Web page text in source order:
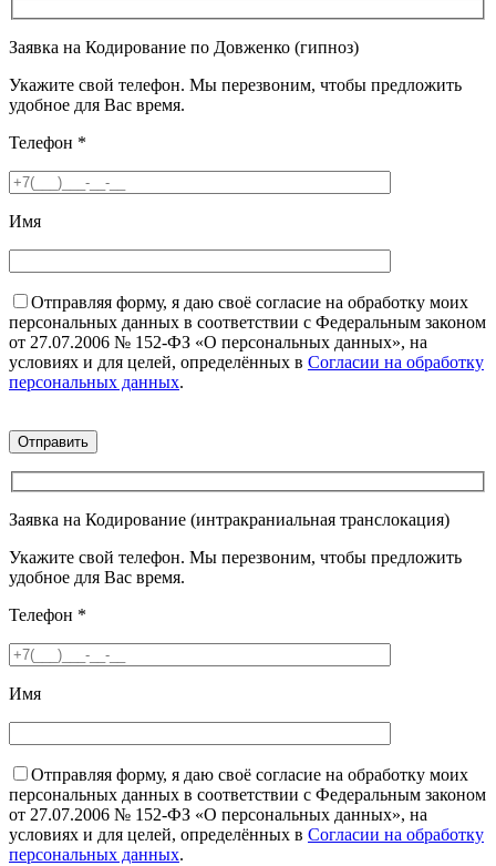
Заявка на Кодирование по Довженко (гипноз)
Укажите свой телефон. Мы перезвоним, чтобы предложить
удобное для Вас время.
Телефон *
Имя
Отправляя форму, я даю своё согласие на обработку моих
персональных данных в соответствии с Федеральным законом
от 27.07.2006 № 152-ФЗ «О персональных данных», на
условиях и для целей, определённых в Согласии на обработку
персональных данных.
Заявка на Кодирование (интракраниальная транслокация)
Укажите свой телефон. Мы перезвоним, чтобы предложить
удобное для Вас время.
Телефон *
Имя
Отправляя форму, я даю своё согласие на обработку моих
персональных данных в соответствии с Федеральным законом
от 27.07.2006 № 152-ФЗ «О персональных данных», на
условиях и для целей, определённых в Согласии на обработку
персональных данных.